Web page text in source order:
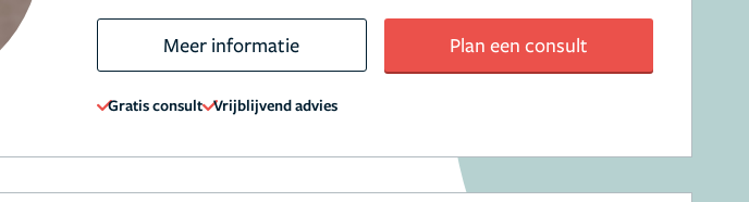
Meer informatie Plan een consult
Gratis consult Vrijblijvend advies